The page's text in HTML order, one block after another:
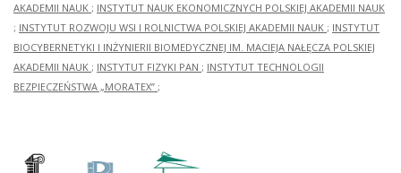
AKADEMII NAUK ; INSTYTUT NAUK EKONOMICZNYCH POLSKIEJ AKADEMII NAUK
; INSTYTUT ROZWOJU WSI I ROLNICTWA POLSKIEJ AKADEMII NAUK ; INSTYTUT
BIOCYBERNETYKI I INŻYNIERII BIOMEDYCZNEJ IM. MACIEJA NAŁĘCZA POLSKIEJ
AKADEMII NAUK ; INSTYTUT FIZYKI PAN ; INSTYTUT TECHNOLOGII
BEZPIECZEŃSTWA „MORATEX” ;